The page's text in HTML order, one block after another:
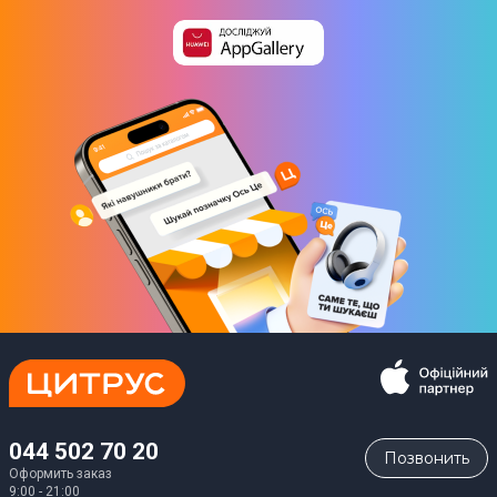
044 502 70 20
Оформить заказ
9:00 - 21:00
Позвонить